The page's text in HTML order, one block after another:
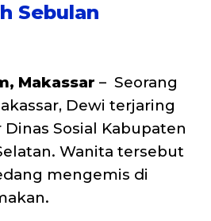
Sebulan
Makassar – Seorang
Dewi terjaring
Sosial Kabupaten
Wanita tersebut
mengemis di